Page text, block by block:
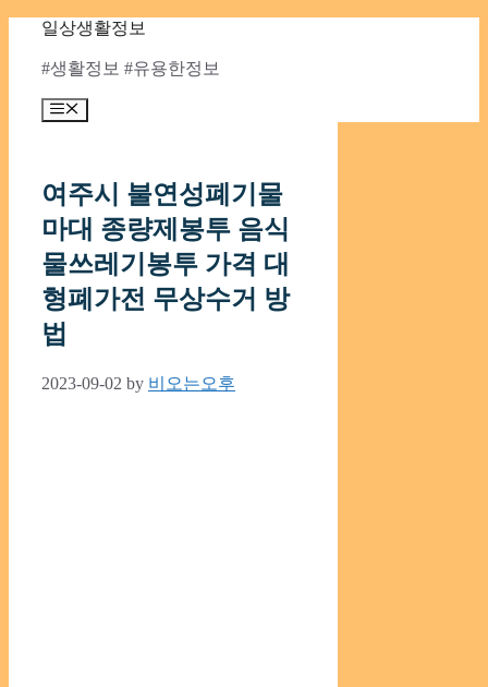
content
일상생활정보
#생활정보 #유용한정보
Menu
여주시 불연성폐기물
마대 종량제봉투 음식
물쓰레기봉투 가격 대
형폐가전 무상수거 방
법
2023-09-02 by 비오는오후